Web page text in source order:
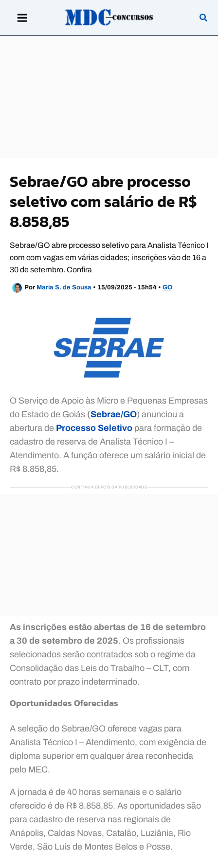
Sebrae/GO abre processo
seletivo com salário de R$
8.858,85
Sebrae/GO abre processo seletivo para Analista Técnico I
com com vagas em várias cidades; inscrições vão de 16 a
30 de setembro. Confira
Por Maria S. de Sousa • 15/09/2025 - 15h54 • GO
O Serviço de Apoio às Micro e Pequenas Empresas
do Estado de Goiás (Sebrae/GO) anunciou a
abertura de Processo Seletivo para formação de
cadastro de reserva de Analista Técnico I –
Atendimento. A função oferece um salário inicial de
R$ 8.858,85.
CONTINUA DEPOIS DA PUBLICIDADE
As inscrições estão abertas de 16 de setembro
a 30 de setembro de 2025. Os profissionais
selecionados serão contratados sob o regime da
Consolidação das Leis do Trabalho – CLT, com
contrato por prazo indeterminado.
Oportunidades Oferecidas
A seleção do Sebrae/GO oferece vagas para
Analista Técnico I – Atendimento, com exigência de
diploma superior em qualquer área reconhecida
pelo MEC.
A jornada é de 40 horas semanais e o salário
oferecido é de R$ 8.858,85. As oportunidades são
para cadastro de reserva nas regionais de
Anápolis, Caldas Novas, Catalão, Luziânia, Rio
Verde, São Luís de Montes Belos e Posse.